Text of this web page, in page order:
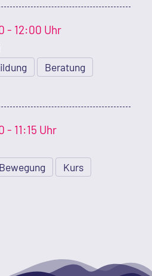
- 12:00 Uhr
Beratung
- 11:15 Uhr
Bewegung
Kurs